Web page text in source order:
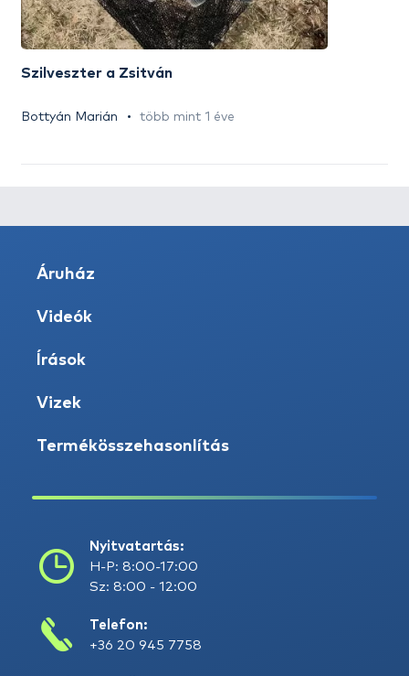
Szilveszter a Zsitván
Bottyán Marián több mint 1 éve
Áruház
Videók
Írások
Vizek
Termékösszehasonlítás
Nyitvatartás:
H-P: 8:00-17:00
Sz: 8:00 - 12:00
Telefon:
+36 20 945 7758